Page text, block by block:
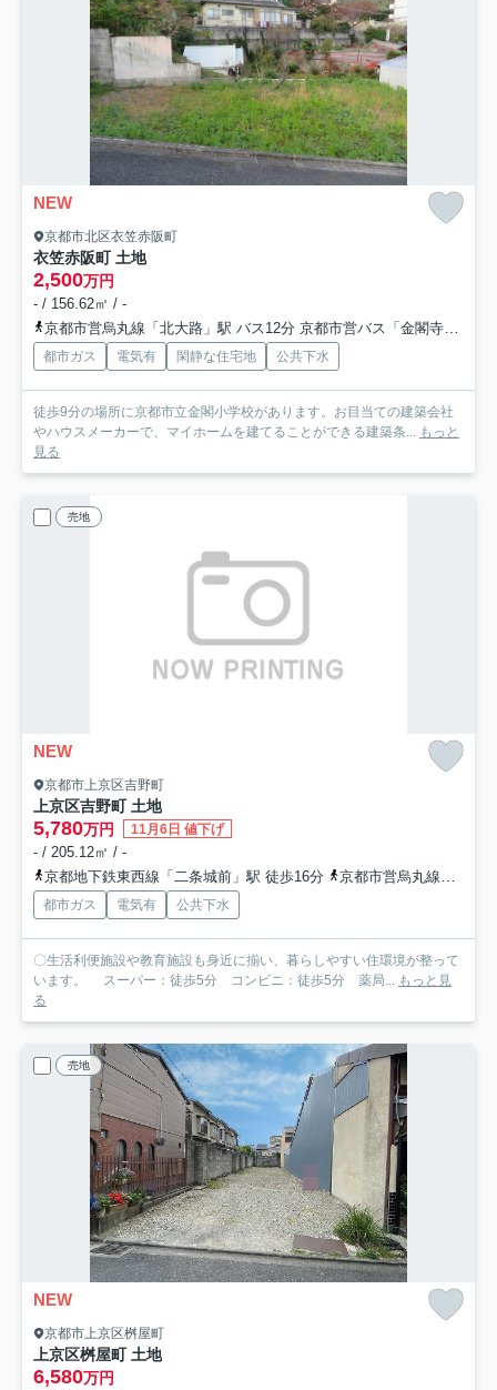
NEW
京都市北区衣笠赤阪町
衣笠赤阪町 土地
2,500万円
- / 156.62㎡ / -
京都市営烏丸線「北大路」駅 バス12分 京都市営バス「金閣寺道」 停歩14分
都市ガス 電気有 閑静な住宅地 公共下水
徒歩9分の場所に京都市立金閣小学校があります。お目当ての建築会社
やハウスメーカーで、マイホームを建てることができる建築条... もっと
見る
売地
NEW
京都市上京区吉野町
上京区吉野町 土地
5,780万円 11月6日 値下げ
- / 205.12㎡ / -
京都地下鉄東西線「二条城前」駅 徒歩16分
京都市営烏丸線「丸太町」駅 徒歩17分
都市ガス 電気有 公共下水
〇生活利便施設や教育施設も身近に揃い、暮らしやすい住環境が整って
います。 スーパー：徒歩5分 コンビニ：徒歩5分 薬局... もっと見
る
売地
NEW
京都市上京区桝屋町
上京区桝屋町 土地
6,580万円